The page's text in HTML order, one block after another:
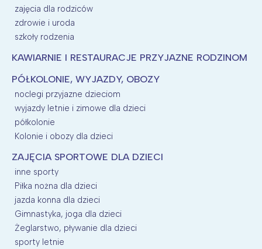
zajęcia dla rodziców
zdrowie i uroda
szkoły rodzenia
KAWIARNIE I RESTAURACJE PRZYJAZNE RODZINOM
PÓŁKOLONIE, WYJAZDY, OBOZY
noclegi przyjazne dzieciom
wyjazdy letnie i zimowe dla dzieci
półkolonie
Kolonie i obozy dla dzieci
ZAJĘCIA SPORTOWE DLA DZIECI
inne sporty
Piłka nożna dla dzieci
jazda konna dla dzieci
Gimnastyka, joga dla dzieci
Żeglarstwo, pływanie dla dzieci
sporty letnie